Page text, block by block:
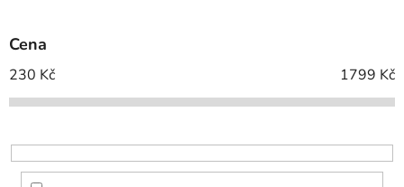
p
r
o
d
k
t
Cena
230 Kč 1799 Kč